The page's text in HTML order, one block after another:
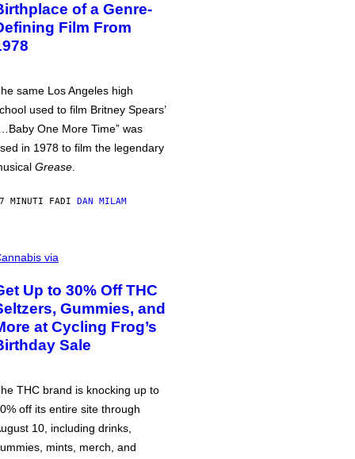
of a Genre-
Film From
same Los Angeles high
used to film Britney Spears’
One More Time” was
in 1978 to film the legendary
Grease
MINUTI FADI DAN MILAM
via
Up to 30% Off THC
Gummies, and
at Cycling Frog’s
Sale
THC brand is knocking up to
off its entire site through
10, including drinks,
mints, merch, and